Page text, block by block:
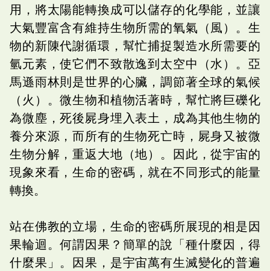
用，將太陽能轉換成可以儲存的化學能，並讓
大氣豐富含有維持生物所需的氧氣（風）。生
物的新陳代謝循環，幫忙捕捉製造水所需要的
氫元素，使它們不致散逸到太空中（水）。亞
馬遜雨林則是世界的心臟，調節著全球的氣候
（火）。微生物和植物活著時，幫忙將巨礫化
為微塵，死後屍身埋入表土，成為其他生物的
養分來源，而所有的生物死亡時，屍身又被微
生物分解，重返大地（地）。因此，從宇宙的
現象來看，生命的密碼，就在不同形式的能量
轉換。
站在佛教的立場，生命的密碼所展現的相是因
果輪迴。何謂因果？簡單的說「種什麼因，得
什麼果」。因果，是宇宙萬有生滅變化的普遍